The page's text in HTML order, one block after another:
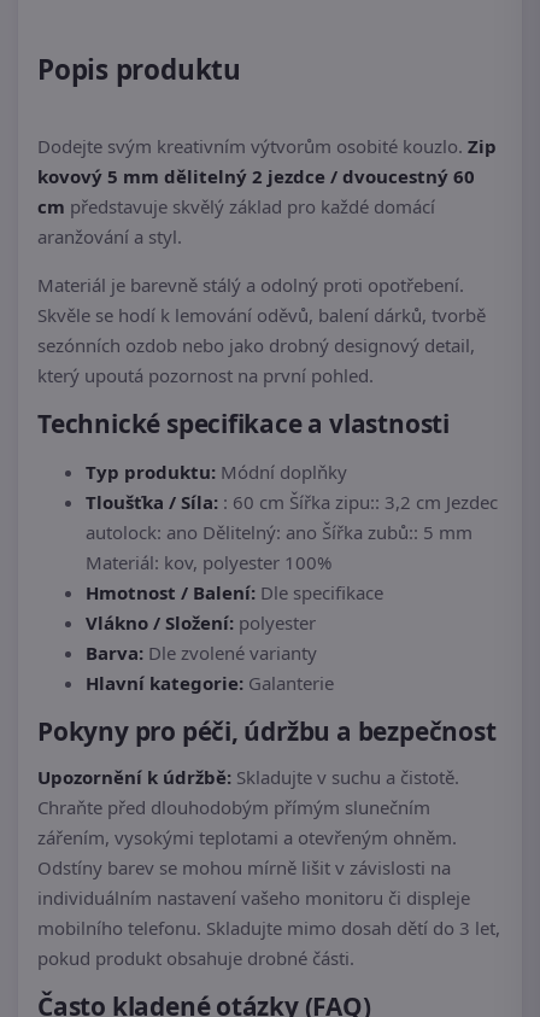
Popis produktu
Dodejte svým kreativním výtvorům osobité kouzlo. Zip
kovový 5 mm dělitelný 2 jezdce / dvoucestný 60
cm představuje skvělý základ pro každé domácí
aranžování a styl.
Materiál je barevně stálý a odolný proti opotřebení.
Skvěle se hodí k lemování oděvů, balení dárků, tvorbě
sezónních ozdob nebo jako drobný designový detail,
který upoutá pozornost na první pohled.
Technické specifikace a vlastnosti
Typ produktu: Módní doplňky
Tloušťka / Síla: : 60 cm Šířka zipu:: 3,2 cm Jezdec
autolock: ano Dělitelný: ano Šířka zubů:: 5 mm
Materiál: kov, polyester 100%
Hmotnost / Balení: Dle specifikace
Vlákno / Složení: polyester
Barva: Dle zvolené varianty
Hlavní kategorie: Galanterie
Pokyny pro péči, údržbu a bezpečnost
Upozornění k údržbě: Skladujte v suchu a čistotě.
Chraňte před dlouhodobým přímým slunečním
zářením, vysokými teplotami a otevřeným ohněm.
Odstíny barev se mohou mírně lišit v závislosti na
individuálním nastavení vašeho monitoru či displeje
mobilního telefonu. Skladujte mimo dosah dětí do 3 let,
pokud produkt obsahuje drobné části.
Často kladené otázky (FAQ)